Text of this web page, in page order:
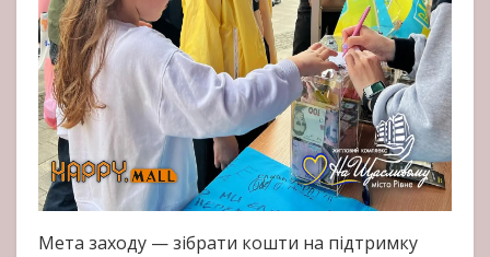
Мета заходу — зібрати кошти на підтримку